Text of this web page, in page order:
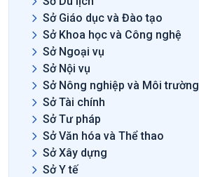
Sở Giáo dục và Đào tạo
Sở Khoa học và Công nghệ
Sở Ngoại vụ
Sở Nội vụ
Sở Nông nghiệp và Môi trường
Sở Tài chính
Sở Tư pháp
Sở Văn hóa và Thể thao
Sở Xây dựng
Sở Y tế